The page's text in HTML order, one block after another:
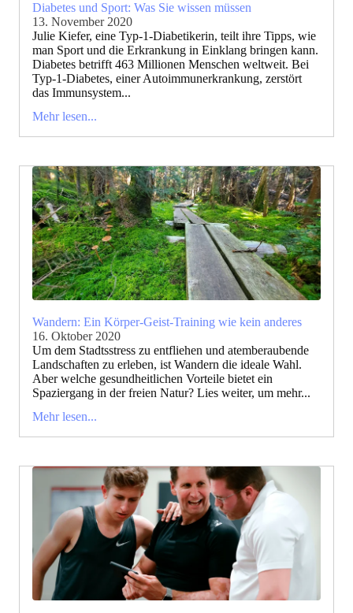
Diabetes und Sport: Was Sie wissen müssen
13. November 2020
Julie Kiefer, eine Typ-1-Diabetikerin, teilt ihre Tipps, wie
man Sport und die Erkrankung in Einklang bringen kann.
Diabetes betrifft 463 Millionen Menschen weltweit. Bei
Typ-1-Diabetes, einer Autoimmunerkrankung, zerstört
das Immunsystem...
Mehr lesen...
Wandern: Ein Körper-Geist-Training wie kein anderes
16. Oktober 2020
Um dem Stadtsstress zu entfliehen und atemberaubende
Landschaften zu erleben, ist Wandern die ideale Wahl.
Aber welche gesundheitlichen Vorteile bietet ein
Spaziergang in der freien Natur? Lies weiter, um mehr...
Mehr lesen...